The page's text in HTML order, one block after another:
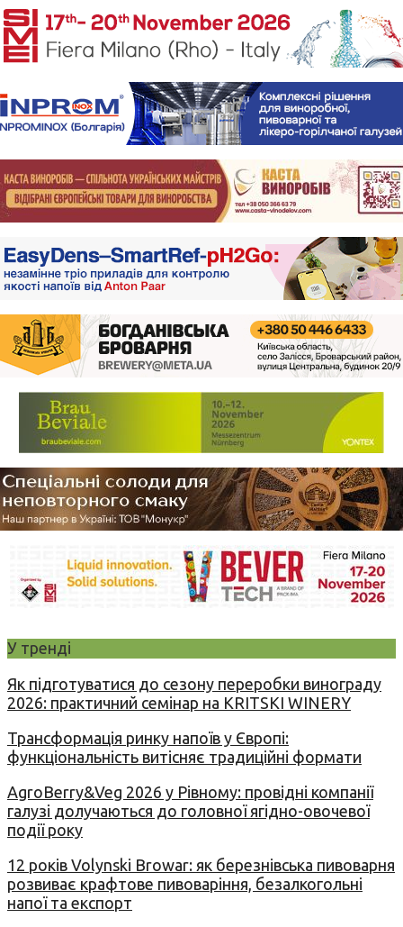
У тренді
Як підготуватися до сезону переробки винограду
2026: практичний семінар на KRITSKI WINERY
Трансформація ринку напоїв у Європі:
функціональність витісняє традиційні формати
AgroBerry&Veg 2026 у Рівному: провідні компанії
галузі долучаються до головної ягідно-овочевої
події року
12 років Volynski Browar: як березнівська пивоварня
розвиває крафтове пивоваріння, безалкогольні
напої та експорт